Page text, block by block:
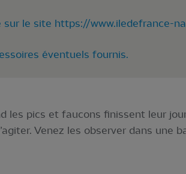
sur le site https://www.iledefrance-
éventuels fournis.
les pics et faucons finissent leur
Venez les observer dans une